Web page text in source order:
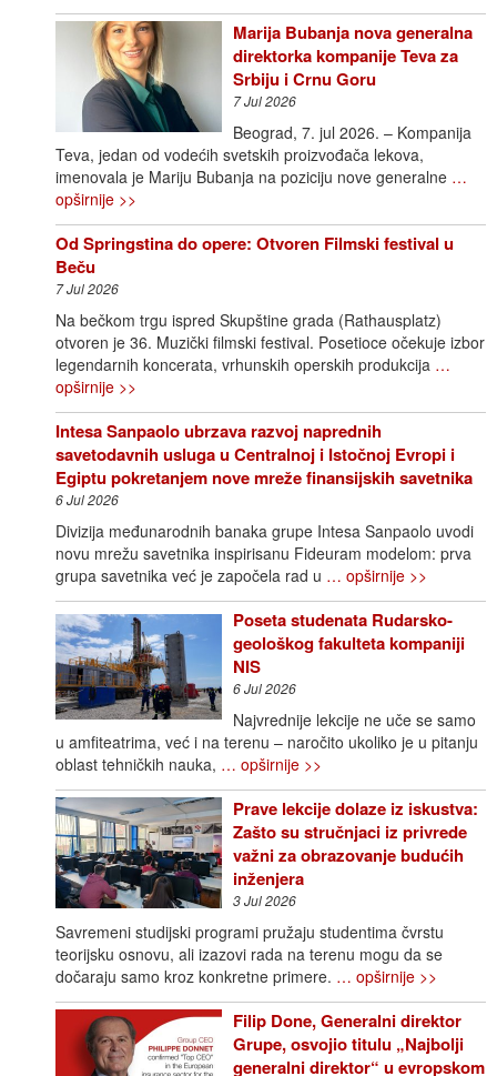
Marija Bubanja nova generalna
direktorka kompanije Teva za
Srbiju i Crnu Goru
7 Jul 2026
Beograd, 7. jul 2026. – Kompanija
Teva, jedan od vodećih svetskih proizvođača lekova,
imenovala je Mariju Bubanja na poziciju nove generalne …
opširnije >>
Od Springstina do opere: Otvoren Filmski festival u
Beču
7 Jul 2026
Na bečkom trgu ispred Skupštine grada (Rathausplatz)
otvoren je 36. Muzički filmski festival. Posetioce očekuje izbor
legendarnih koncerata, vrhunskih operskih produkcija …
opširnije >>
Intesa Sanpaolo ubrzava razvoj naprednih
savetodavnih usluga u Centralnoj i Istočnoj Evropi i
Egiptu pokretanjem nove mreže finansijskih savetnika
6 Jul 2026
Divizija međunarodnih banaka grupe Intesa Sanpaolo uvodi
novu mrežu savetnika inspirisanu Fideuram modelom: prva
grupa savetnika već je započela rad u … opširnije >>
Poseta studenata Rudarsko-
geološkog fakulteta kompaniji
NIS
6 Jul 2026
Najvrednije lekcije ne uče se samo
u amfiteatrima, već i na terenu – naročito ukoliko je u pitanju
oblast tehničkih nauka, … opširnije >>
Prave lekcije dolaze iz iskustva:
Zašto su stručnjaci iz privrede
važni za obrazovanje budućih
inženjera
3 Jul 2026
Savremeni studijski programi pružaju studentima čvrstu
teorijsku osnovu, ali izazovi rada na terenu mogu da se
dočaraju samo kroz konkretne primere. … opširnije >>
Filip Done, Generalni direktor
Grupe, osvojio titulu „Najbolji
generalni direktor“ u evropskom